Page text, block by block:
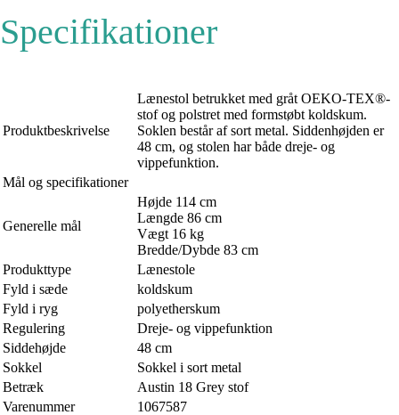
Specifikationer
Produktbeskrivelse
Lænestol betrukket med gråt OEKO-TEX®-
stof og polstret med formstøbt koldskum.
Soklen består af sort metal. Siddenhøjden er
48 cm, og stolen har både dreje- og
vippefunktion.
Mål og specifikationer
Generelle mål
Højde 114 cm
Længde 86 cm
Vægt 16 kg
Bredde/Dybde 83 cm
Produkttype
Lænestole
Fyld i sæde
koldskum
Fyld i ryg
polyetherskum
Regulering
Dreje- og vippefunktion
Siddehøjde
48 cm
Sokkel
Sokkel i sort metal
Betræk
Austin 18 Grey stof
Varenummer
1067587